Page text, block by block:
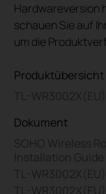
Hardwareversion
schauen Sie auf
um die
Produktübersicht
TL-
Dokument
SOHO Wireless
Installation Guide
TL-
TL-